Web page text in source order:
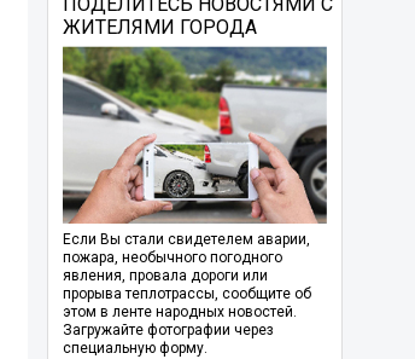
ЖИТЕЛЯМИ ГОРОДА
Если Вы стали свидетелем аварии,
пожара, необычного погодного
явления, провала дороги или
прорыва теплотрассы, сообщите об
этом в ленте народных новостей.
Загружайте фотографии через
специальную форму.